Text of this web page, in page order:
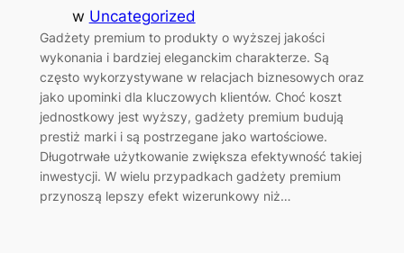
w Uncategorized
Gadżety premium to produkty o wyższej jakości
wykonania i bardziej eleganckim charakterze. Są
często wykorzystywane w relacjach biznesowych oraz
jako upominki dla kluczowych klientów. Choć koszt
jednostkowy jest wyższy, gadżety premium budują
prestiż marki i są postrzegane jako wartościowe.
Długotrwałe użytkowanie zwiększa efektywność takiej
inwestycji. W wielu przypadkach gadżety premium
przynoszą lepszy efekt wizerunkowy niż…